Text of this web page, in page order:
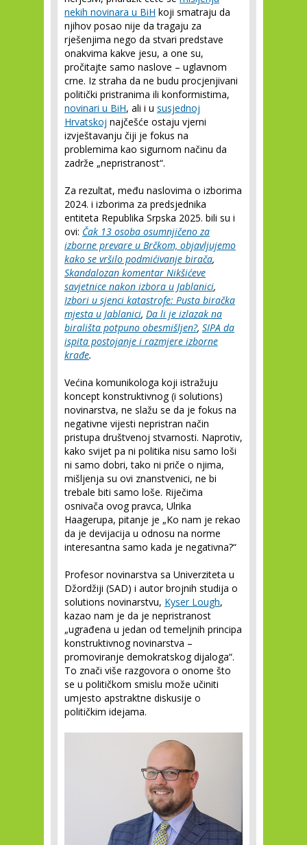
nekih novinara u BiH koji smatraju da
njihov posao nije da tragaju za
rješenjima nego da stvari predstave
onakvima kakve jesu, a one su,
pročitajte samo naslove – uglavnom
crne. Iz straha da ne budu procjenjivani
politički pristranima ili konformistima,
novinari u BiH, ali i u susjednoj
Hrvatskoj najčešće ostaju vjerni
izvještavanju čiji je fokus na
problemima kao sigurnom načinu da
zadrže „nepristranost“.
Za rezultat, među naslovima o izborima
2024. i izborima za predsjednika
entiteta Republika Srpska 2025. bili su i
ovi: Čak 13 osoba osumnjičeno za
izborne prevare u Brčkom, objavljujemo
kako se vršilo podmićivanje birača,
Skandalozan komentar Nikšićeve
savjetnice nakon izbora u Jablanici,
Izbori u sjenci katastrofe: Pusta biračka
mjesta u Jablanici, Da li je izlazak na
birališta potpuno obesmišljen?, SIPA da
ispita postojanje i razmjere izborne
krađe.
Većina komunikologa koji istražuju
koncept konstruktivnog (i solutions)
novinarstva, ne slažu se da je fokus na
negativne vijesti nepristran način
pristupa društvenoj stvarnosti. Naprotiv,
kako svijet pa ni politika nisu samo loši
ni samo dobri, tako ni priče o njima,
mišljenja su ovi znanstvenici, ne bi
trebale biti samo loše. Riječima
osnivača ovog pravca, Ulrika
Haagerupa, pitanje je „Ko nam je rekao
da je devijacija u odnosu na norme
interesantna samo kada je negativna?“
Profesor novinarstva sa Univerziteta u
Džordžiji (SAD) i autor brojnih studija o
solutions novinarstvu, Kyser Lough,
kazao nam je da je nepristranost
„ugrađena u jedan od temeljnih principa
konstruktivnog novinarstva –
promoviranje demokratskog dijaloga“.
To znači više razgovora o onome što
se u političkom smislu može učiniti
umjesto apstraktne diskusije o
političkim idejama.